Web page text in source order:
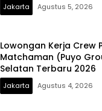
Jakarta Agustus 5, 2026
Lowongan Kerja Crew
Matchaman (Puyo
Selatan Terbaru 2026
Jakarta Agustus 4, 2026